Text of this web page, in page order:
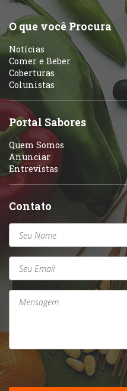
O que você Procura
Notícias
Comer e Beber
Coberturas
Colunistas
Portal Sabores
Quem Somos
Anunciar
Entrevistas
Contato